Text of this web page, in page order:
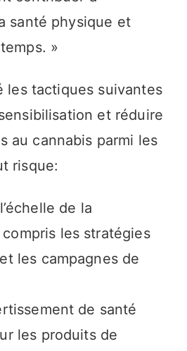
santé physique et
»
les tactiques suivantes
et réduire
au cannabis parmi les
risque:
de la
les stratégies
les campagnes de
de santé
les produits de